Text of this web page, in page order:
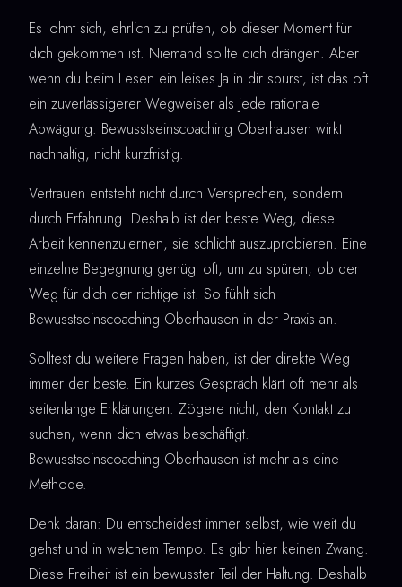
Es lohnt sich, ehrlich zu prüfen, ob dieser Moment für
dich gekommen ist. Niemand sollte dich drängen. Aber
wenn du beim Lesen ein leises Ja in dir spürst, ist das oft
ein zuverlässigerer Wegweiser als jede rationale
Abwägung. Bewusstseinscoaching Oberhausen wirkt
nachhaltig, nicht kurzfristig.
Vertrauen entsteht nicht durch Versprechen, sondern
durch Erfahrung. Deshalb ist der beste Weg, diese
Arbeit kennenzulernen, sie schlicht auszuprobieren. Eine
einzelne Begegnung genügt oft, um zu spüren, ob der
Weg für dich der richtige ist. So fühlt sich
Bewusstseinscoaching Oberhausen in der Praxis an.
Solltest du weitere Fragen haben, ist der direkte Weg
immer der beste. Ein kurzes Gespräch klärt oft mehr als
seitenlange Erklärungen. Zögere nicht, den Kontakt zu
suchen, wenn dich etwas beschäftigt.
Bewusstseinscoaching Oberhausen ist mehr als eine
Methode.
Denk daran: Du entscheidest immer selbst, wie weit du
gehst und in welchem Tempo. Es gibt hier keinen Zwang.
Diese Freiheit ist ein bewusster Teil der Haltung. Deshalb